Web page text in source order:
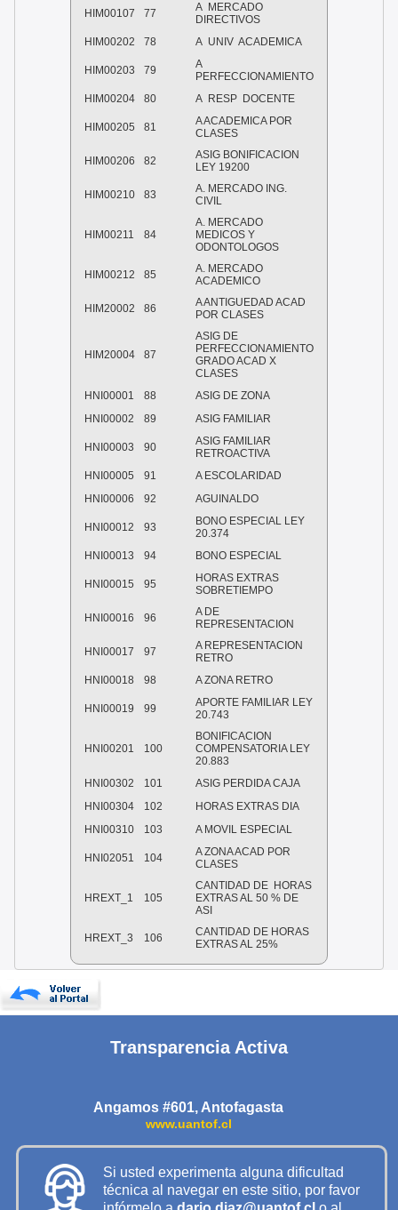
HIM00107 77
A MERCADO
DIRECTIVOS
HIM00202
78 A UNIV ACADEMICA
HIM00203 79
A
PERFECCIONAMIENTO
HIM00204
80 A RESP DOCENTE
HIM00205 81
A ACADEMICA POR
CLASES
HIM00206 82
ASIG BONIFICACION
LEY 19200
HIM00210 83
A. MERCADO ING.
CIVIL
HIM00211 84
A. MERCADO
MEDICOS Y
ODONTOLOGOS
HIM00212 85
A. MERCADO
ACADEMICO
HIM20002 86
A ANTIGUEDAD ACAD
POR CLASES
HIM20004 87
ASIG DE
PERFECCIONAMIENTO
GRADO ACAD X
CLASES
HNI00001
88
ASIG DE ZONA
HNI00002
89 ASIG FAMILIAR
HNI00003 90
ASIG FAMILIAR
RETROACTIVA
HNI00005
91
A ESCOLARIDAD
HNI00006
92 AGUINALDO
HNI00012 93
BONO ESPECIAL LEY
20.374
HNI00013
94 BONO ESPECIAL
HNI00015 95
HORAS EXTRAS
SOBRETIEMPO
HNI00016 96
A DE
REPRESENTACION
HNI00017 97
A REPRESENTACION
RETRO
HNI00018
98 A ZONA RETRO
HNI00019 99
APORTE FAMILIAR LEY
20.743
HNI00201 100
BONIFICACION
COMPENSATORIA LEY
20.883
HNI00302
101
ASIG PERDIDA CAJA
HNI00304
102
HORAS EXTRAS DIA
HNI00310
103 A MOVIL ESPECIAL
HNI02051 104
A ZONA ACAD POR
CLASES
HREXT_1 105
CANTIDAD DE HORAS
EXTRAS AL 50 % DE
ASI
HREXT_3 106
CANTIDAD DE HORAS
EXTRAS AL 25%
Transparencia Activa
Angamos #601, Antofagasta
www.uantof.cl
Si usted experimenta alguna dificultad
técnica al navegar en este sitio, por favor